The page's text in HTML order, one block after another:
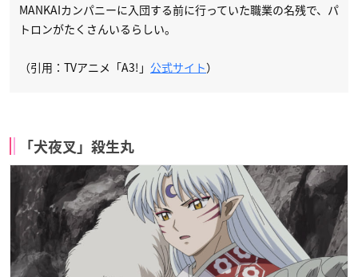
MANKAIカンパニーに入団する前に行っていた職業の名残で、パ
トロンがたくさんいるらしい。
（引用：TVアニメ「A3!」 公式サイト）
「犬夜叉」殺生丸